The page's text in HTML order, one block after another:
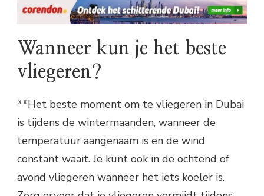
Wanneer kun je het beste
vliegeren?
**Het beste moment om te vliegeren in Dubai
is tijdens de wintermaanden, wanneer de
temperatuur aangenaam is en de wind
constant waait. Je kunt ook in de ochtend of
avond vliegeren wanneer het iets koeler is.